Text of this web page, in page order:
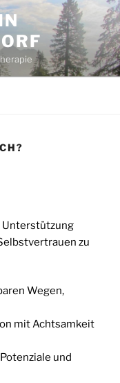
Unterstützung
zu
Wegen,
mit Achtsamkeit
und